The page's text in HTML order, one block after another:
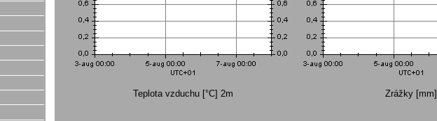
Teplota vzduchu [°C] 2m Zrážky [mm]